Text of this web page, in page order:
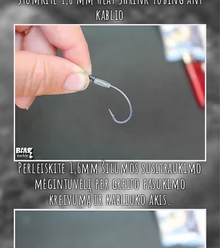
kablio
Perleiskite 1,6mm šilumos susitraukimo
mėgintuvėlįpergreito pasukimo
kreivumąir kabliuko akis.